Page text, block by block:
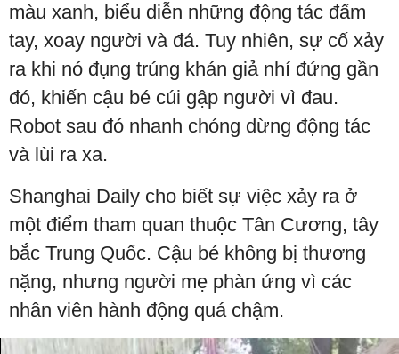
màu xanh, biểu diễn những động tác đấm
tay, xoay người và đá. Tuy nhiên, sự cố xảy
ra khi nó đụng trúng khán giả nhí đứng gần
đó, khiến cậu bé cúi gập người vì đau.
Robot sau đó nhanh chóng dừng động tác
và lùi ra xa.
Shanghai Daily cho biết sự việc xảy ra ở
một điểm tham quan thuộc Tân Cương, tây
bắc Trung Quốc. Cậu bé không bị thương
nặng, nhưng người mẹ phàn ứng vì các
nhân viên hành động quá chậm.